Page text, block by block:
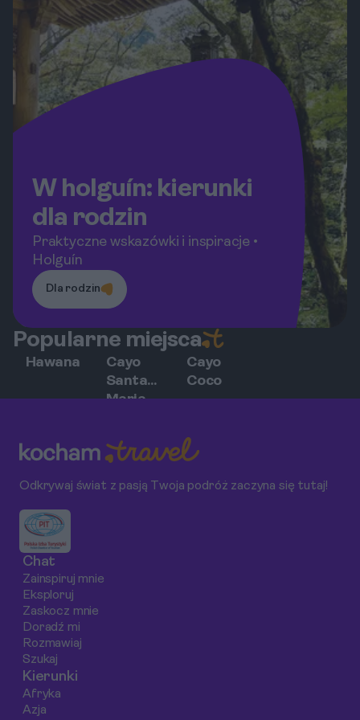
W holguín: kierunki
dla rodzin
Praktyczne wskazówki i inspiracje •
Holguín
Dla rodzin
Popularne miejsca
Hawana
Cayo
Santa
Maria
Cayo
Coco
Odkrywaj świat z pasją Twoja podróż zaczyna się tutaj!
Chat
Zainspiruj mnie
Eksploruj
Zaskocz mnie
Doradź mi
Rozmawiaj
Szukaj
Kierunki
Afryka
Azja